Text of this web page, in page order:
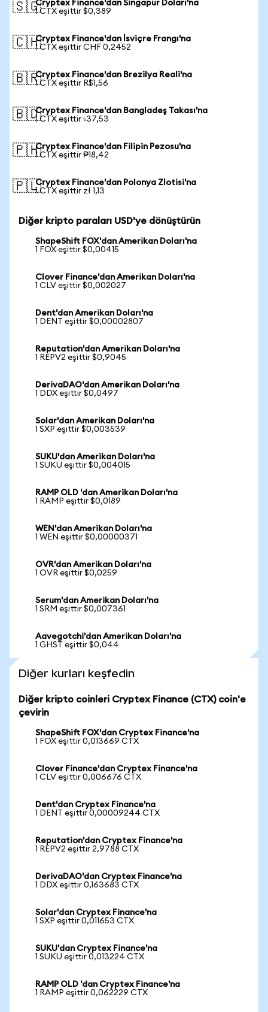
🇸🇬Cryptex Finance'dan Singapur Doları'na
1 CTX eşittir $0,389
🇨🇭Cryptex Finance'dan İsviçre Frangı'na
1 CTX eşittir CHF 0,2452
🇧🇷Cryptex Finance'dan Brezilya Reali'na
1 CTX eşittir R$1,56
🇧🇩Cryptex Finance'dan Bangladeş Takası'na
1 CTX eşittir ৳37,53
🇵🇭Cryptex Finance'dan Filipin Pezosu'na
1 CTX eşittir ₱18,42
🇵🇱Cryptex Finance'dan Polonya Zlotisi'na
1 CTX eşittir zł 1,13
Diğer kripto paraları USD'ye dönüştürün
ShapeShift FOX'dan Amerikan Doları'na
1 FOX eşittir $0,00415
Clover Finance'dan Amerikan Doları'na
1 CLV eşittir $0,002027
Dent'dan Amerikan Doları'na
1 DENT eşittir $0,00002807
Reputation'dan Amerikan Doları'na
1 REPV2 eşittir $0,9045
DerivaDAO'dan Amerikan Doları'na
1 DDX eşittir $0,0497
Solar'dan Amerikan Doları'na
1 SXP eşittir $0,003539
SUKU'dan Amerikan Doları'na
1 SUKU eşittir $0,004015
RAMP OLD 'dan Amerikan Doları'na
1 RAMP eşittir $0,0189
WEN'dan Amerikan Doları'na
1 WEN eşittir $0,00000371
OVR'dan Amerikan Doları'na
1 OVR eşittir $0,0259
Serum'dan Amerikan Doları'na
1 SRM eşittir $0,007361
Aavegotchi'dan Amerikan Doları'na
1 GHST eşittir $0,044
Diğer kurları keşfedin
Diğer kripto coinleri Cryptex Finance (CTX) coin'e
çevirin
ShapeShift FOX'dan Cryptex Finance'na
1 FOX eşittir 0,013669 CTX
Clover Finance'dan Cryptex Finance'na
1 CLV eşittir 0,006676 CTX
Dent'dan Cryptex Finance'na
1 DENT eşittir 0,00009244 CTX
Reputation'dan Cryptex Finance'na
1 REPV2 eşittir 2,9788 CTX
DerivaDAO'dan Cryptex Finance'na
1 DDX eşittir 0,163683 CTX
Solar'dan Cryptex Finance'na
1 SXP eşittir 0,011653 CTX
SUKU'dan Cryptex Finance'na
1 SUKU eşittir 0,013224 CTX
RAMP OLD 'dan Cryptex Finance'na
1 RAMP eşittir 0,062229 CTX